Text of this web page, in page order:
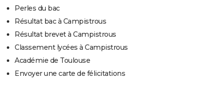
Perles du bac
Résultat bac à Campistrous
Résultat brevet à Campistrous
Classement lycées à Campistrous
Académie de Toulouse
Envoyer une carte de félicitations